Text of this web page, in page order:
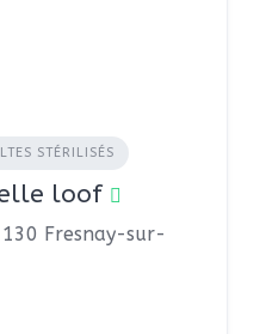
STÉRILISÉS
loof
Fresnay-sur-